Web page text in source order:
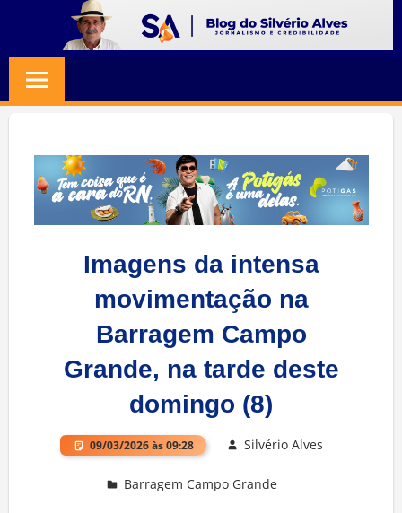
content
SILVERIO
ALVES
Jornalismo
Credibilidade
Imagens da intensa
movimentação na
Barragem Campo
Grande, na tarde deste
domingo (8)
09/03/2026 às 09:28 Silvério Alves
Barragem Campo Grande